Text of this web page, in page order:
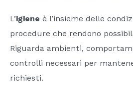
L’igiene è l’insieme delle
procedure che rendono
Riguarda ambienti,
controlli necessari per
richiesti.